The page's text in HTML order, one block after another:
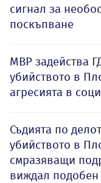
сигнал за
поскъпване
МВР задейства
убийството в
агресията в
Съдията по
убийството в
смразяващи
виждал подобен